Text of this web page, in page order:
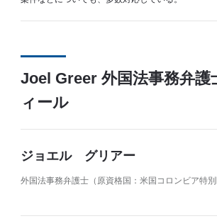
Joel Greer 外国法事務弁護
ィール
ジョエル グリアー
外国法事務弁護士（原資格国：米国コロンビア特別